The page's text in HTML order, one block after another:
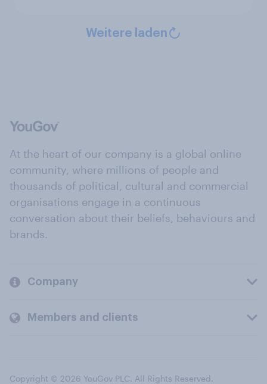
Weitere laden
At the heart of our company is a global online
community, where millions of people and
thousands of political, cultural and commercial
organisations engage in a continuous
conversation about their beliefs, behaviours and
brands.
Company
Members and clients
Copyright © 2026 YouGov PLC. All Rights Reserved.